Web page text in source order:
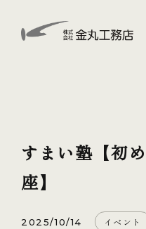
すまい塾【初
座】
2025/10/14 イベント